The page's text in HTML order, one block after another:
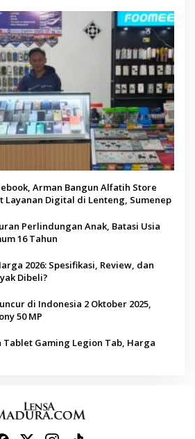
Arman Bangun Alfatih Store
Layanan Digital di Lenteng, Sumenep
Perlindungan Anak, Batasi Usia
16 Tahun
2026: Spesifikasi, Review, dan
Dibeli?
di Indonesia 2 Oktober 2025,
50 MP
Tablet Gaming Legion Tab, Harga